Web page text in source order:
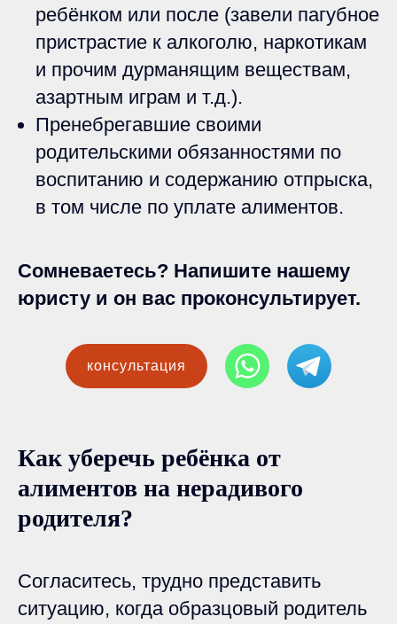
ребёнком или после (завели пагубное
пристрастие к алкоголю, наркотикам
и прочим дурманящим веществам,
азартным играм и т.д.).
Пренебрегавшие своими
родительскими обязанностями по
воспитанию и содержанию отпрыска,
в том числе по уплате алиментов.
Сомневаетесь? Напишите нашему
юристу и он вас проконсультирует.
консультация
Как уберечь ребёнка от
алиментов на нерадивого
родителя?
Согласитесь, трудно представить
ситуацию, когда образцовый родитель